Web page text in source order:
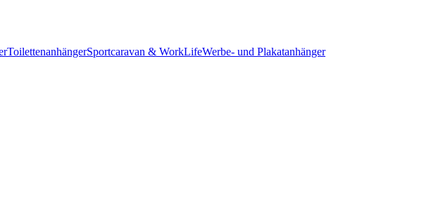
ToilettenanhängerSportcaravan & WorkLifeWerbe- und Plakatanhänger